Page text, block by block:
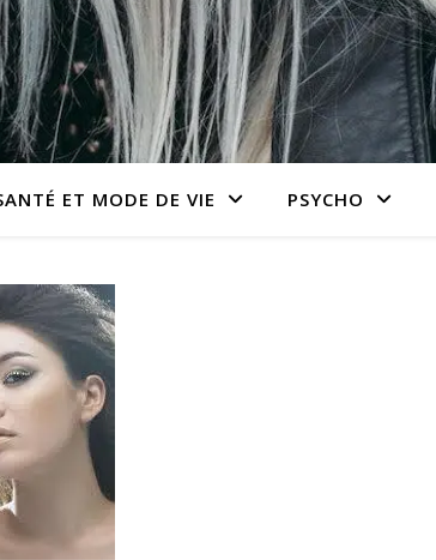
ET MODE DE VIE PSYCHO